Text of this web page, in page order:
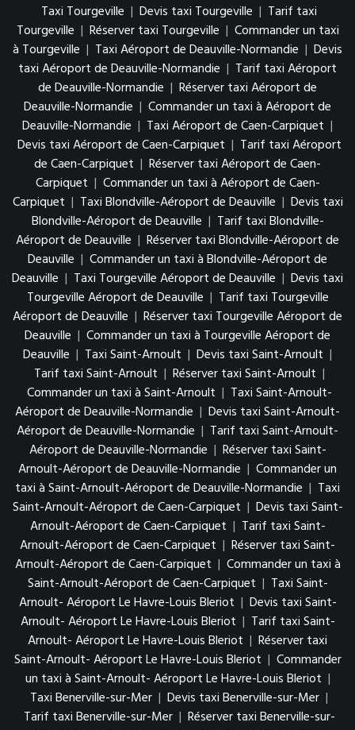
Taxi Tourgeville | Devis taxi Tourgeville | Tarif taxi
Tourgeville | Réserver taxi Tourgeville | Commander un taxi
à Tourgeville | Taxi Aéroport de Deauville-Normandie | Devis
taxi Aéroport de Deauville-Normandie | Tarif taxi Aéroport
de Deauville-Normandie | Réserver taxi Aéroport de
Deauville-Normandie | Commander un taxi à Aéroport de
Deauville-Normandie | Taxi Aéroport de Caen-Carpiquet |
Devis taxi Aéroport de Caen-Carpiquet | Tarif taxi Aéroport
de Caen-Carpiquet | Réserver taxi Aéroport de Caen-
Carpiquet | Commander un taxi à Aéroport de Caen-
Carpiquet | Taxi Blondville-Aéroport de Deauville | Devis taxi
Blondville-Aéroport de Deauville | Tarif taxi Blondville-
Aéroport de Deauville | Réserver taxi Blondville-Aéroport de
Deauville | Commander un taxi à Blondville-Aéroport de
Deauville | Taxi Tourgeville Aéroport de Deauville | Devis taxi
Tourgeville Aéroport de Deauville | Tarif taxi Tourgeville
Aéroport de Deauville | Réserver taxi Tourgeville Aéroport de
Deauville | Commander un taxi à Tourgeville Aéroport de
Deauville | Taxi Saint-Arnoult | Devis taxi Saint-Arnoult |
Tarif taxi Saint-Arnoult | Réserver taxi Saint-Arnoult |
Commander un taxi à Saint-Arnoult | Taxi Saint-Arnoult-
Aéroport de Deauville-Normandie | Devis taxi Saint-Arnoult-
Aéroport de Deauville-Normandie | Tarif taxi Saint-Arnoult-
Aéroport de Deauville-Normandie | Réserver taxi Saint-
Arnoult-Aéroport de Deauville-Normandie | Commander un
taxi à Saint-Arnoult-Aéroport de Deauville-Normandie | Taxi
Saint-Arnoult-Aéroport de Caen-Carpiquet | Devis taxi Saint-
Arnoult-Aéroport de Caen-Carpiquet | Tarif taxi Saint-
Arnoult-Aéroport de Caen-Carpiquet | Réserver taxi Saint-
Arnoult-Aéroport de Caen-Carpiquet | Commander un taxi à
Saint-Arnoult-Aéroport de Caen-Carpiquet | Taxi Saint-
Arnoult- Aéroport Le Havre-Louis Bleriot | Devis taxi Saint-
Arnoult- Aéroport Le Havre-Louis Bleriot | Tarif taxi Saint-
Arnoult- Aéroport Le Havre-Louis Bleriot | Réserver taxi
Saint-Arnoult- Aéroport Le Havre-Louis Bleriot | Commander
un taxi à Saint-Arnoult- Aéroport Le Havre-Louis Bleriot |
Taxi Benerville-sur-Mer | Devis taxi Benerville-sur-Mer |
Tarif taxi Benerville-sur-Mer | Réserver taxi Benerville-sur-